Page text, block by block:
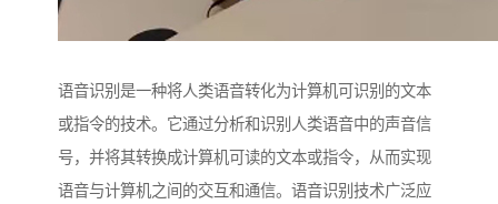
语音识别是一种将人类语音转化为计算机可识别的文本
或指令的技术。它通过分析和识别人类语音中的声音信
号，并将其转换成计算机可读的文本或指令，从而实现
语音与计算机之间的交互和通信。语音识别技术广泛应